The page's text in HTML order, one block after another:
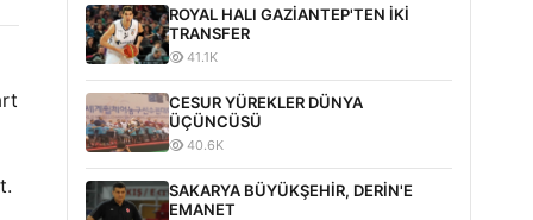
ROYAL HALI GAZİANTEP'TEN İKİ
TRANSFER
41.1K
CESUR YÜREKLER DÜNYA
ÜÇÜNCÜSÜ
40.6K
SAKARYA BÜYÜKŞEHİR, DERİN'E
EMANET